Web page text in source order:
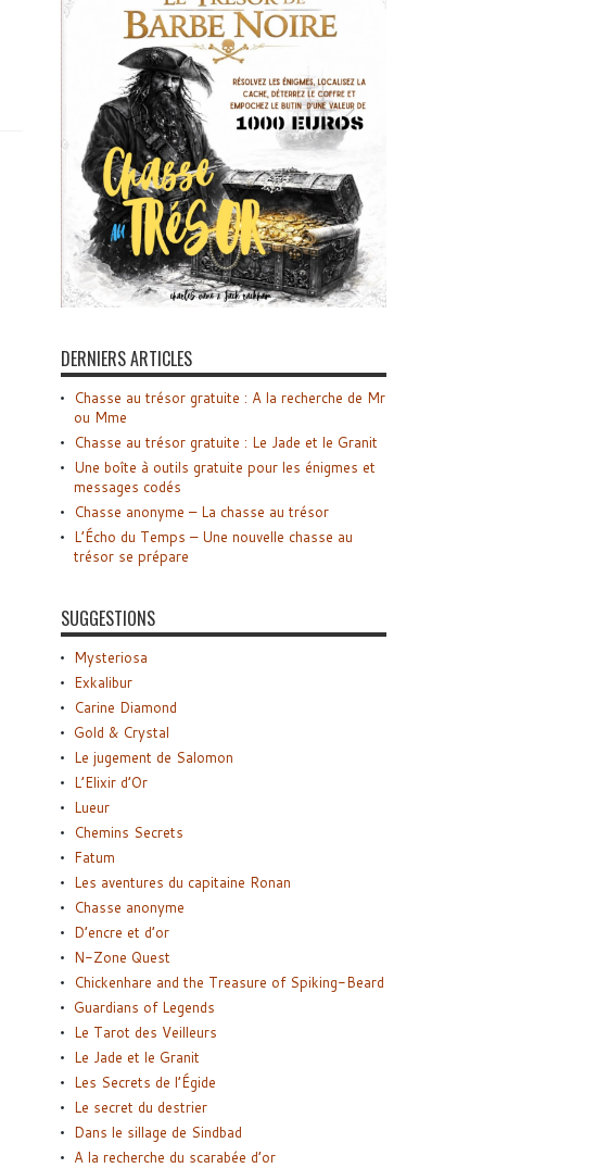
DERNIERS ARTICLES
Chasse au trésor gratuite : A la recherche de Mr
ou Mme
Chasse au trésor gratuite : Le Jade et le Granit
Une boîte à outils gratuite pour les énigmes et
messages codés
Chasse anonyme – La chasse au trésor
L’Écho du Temps – Une nouvelle chasse au
trésor se prépare
SUGGESTIONS
Mysteriosa
Exkalibur
Carine Diamond
Gold & Crystal
Le jugement de Salomon
L’Elixir d’Or
Lueur
Chemins Secrets
Fatum
Les aventures du capitaine Ronan
Chasse anonyme
D’encre et d’or
N-Zone Quest
Chickenhare and the Treasure of Spiking-Beard
Guardians of Legends
Le Tarot des Veilleurs
Le Jade et le Granit
Les Secrets de l’Égide
Le secret du destrier
Dans le sillage de Sindbad
A la recherche du scarabée d’or